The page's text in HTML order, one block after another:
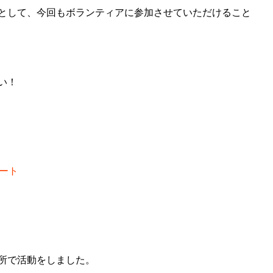
て、今回もボランティアに参加させていただけること
！
ト
活動をしました。